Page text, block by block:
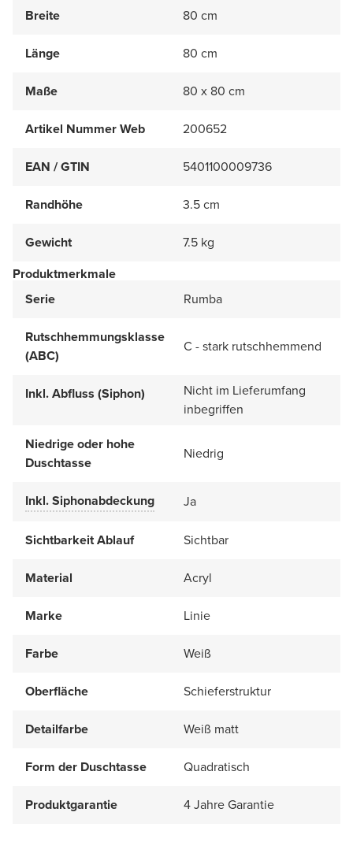
Breite
80 cm
Länge 80 cm
Maße 80 x 80 cm
Artikel Nummer Web 200652
EAN / GTIN 5401100009736
Randhöhe 3.5 cm
Gewicht
7.5 kg
Produktmerkmale
Serie
Rumba
Rutschhemmungsklasse
(ABC)
C - stark rutschhemmend
Inkl. Abfluss (Siphon)
Nicht im Lieferumfang
inbegriffen
Niedrige oder hohe
Duschtasse
Niedrig
Inkl. Siphonabdeckung Ja
Sichtbarkeit Ablauf Sichtbar
Material Acryl
Marke Linie
Farbe Weiß
Oberfläche Schieferstruktur
Detailfarbe Weiß matt
Form der Duschtasse Quadratisch
Produktgarantie 4 Jahre Garantie